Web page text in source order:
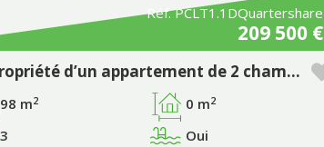
Réf. PCLT1.1DQuartershare
209 500 €
*Copropriété d’un appartement de 2 chambres + 1 pièce supplémentaire, période « D », avec piscine privative, dans le complexe touristique Pestana Porto Covo Village
98 m2 0 m2
3 Oui